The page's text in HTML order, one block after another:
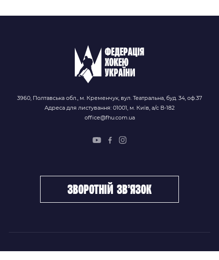
3960, Полтавська обл., м. Кременчук, вул. Театральна, буд. 34, оф.37
Адреса для листування: 01001, м. Київ, а/с В-182
office@fhu.com.ua
зворотній зв’язок